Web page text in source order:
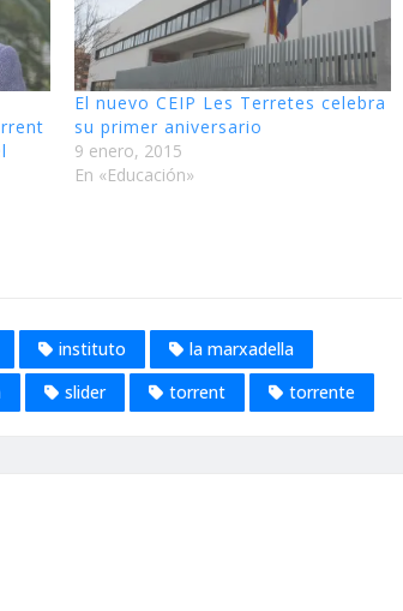
El nuevo CEIP Les Terretes celebra
su primer aniversario
9 enero, 2015
En «Educación»
instituto
la marxadella
slider torrent torrente